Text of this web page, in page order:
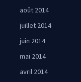
août 2014
juillet 2014
juin 2014
mai 2014
avril 2014